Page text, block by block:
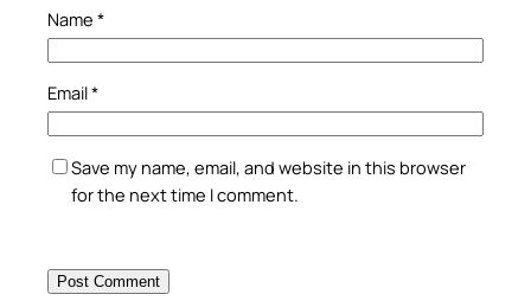
Name *
Email*
Save my name, email, and website in this browser
for the next time I comment.